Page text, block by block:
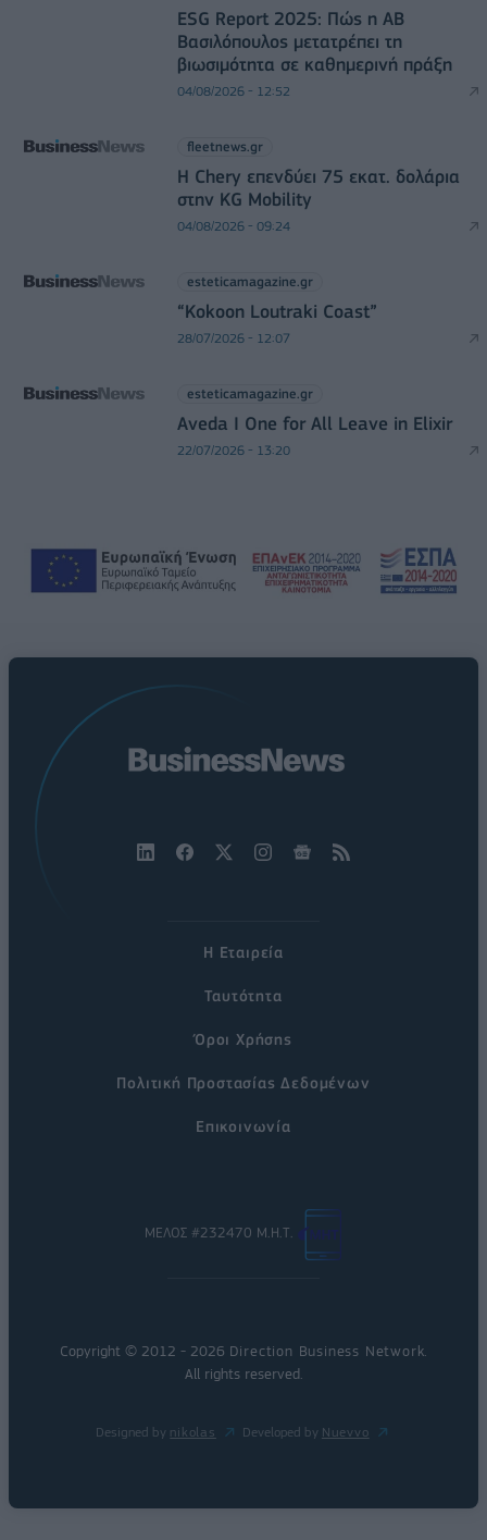
ESG Report 2025: Πώς η ΑΒ
Βασιλόπουλος μετατρέπει τη
βιωσιμότητα σε καθημερινή πράξη
04/08/2026 - 12:52
fleetnews.gr
Η Chery επενδύει 75 εκατ. δολάρια
στην KG Mobility
04/08/2026 - 09:24
esteticamagazine.gr
“Kokoon Loutraki Coast”
28/07/2026 - 12:07
esteticamagazine.gr
Aveda I One for All Leave in Elixir
22/07/2026 - 13:20
Η Εταιρεία
Ταυτότητα
Όροι Χρήσης
Πολιτική Προστασίας Δεδομένων
Επικοινωνία
ΜΕΛΟΣ #232470 Μ.Η.Τ.
Copyright © 2012 - 2026 Direction Business Network
All rights reserved.
Designed by nikolas Developed by Nuevvo